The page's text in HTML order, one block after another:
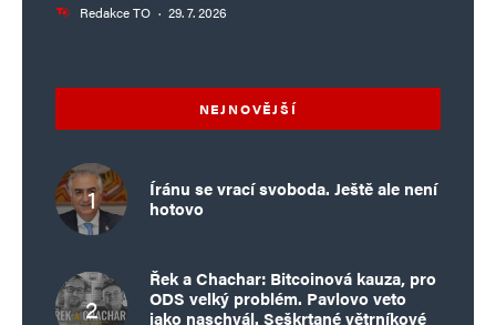
Redakce TO · 29. 7. 2026
NEJNOVĚJŠÍ
Íránu se vrací svoboda. Ještě ale není
hotovo
Řek a Chachar: Bitcoinová kauza, pro
ODS velký problém. Pavlovo veto
jako naschvál. Seškrtané větrníkové